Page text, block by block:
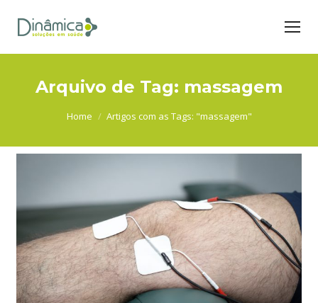
Arquivo de Tag: massagem
You are here:Home Artigos com as Tags: "massagem"